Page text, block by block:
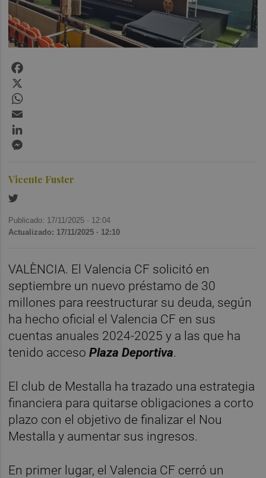
Vicente Fuster
Publicado: 17/11/2025 · 12:04
Actualizado: 17/11/2025 · 12:10
VALÈNCIA. El Valencia CF solicitó en
septiembre un nuevo préstamo de 30
millones para reestructurar su deuda, según
ha hecho oficial el Valencia CF en sus
cuentas anuales 2024-2025 y a las que ha
tenido acceso Plaza Deportiva.
El club de Mestalla ha trazado una estrategia
financiera para quitarse obligaciones a corto
plazo con el objetivo de finalizar el Nou
Mestalla y aumentar sus ingresos.
En primer lugar, el Valencia CF cerró un